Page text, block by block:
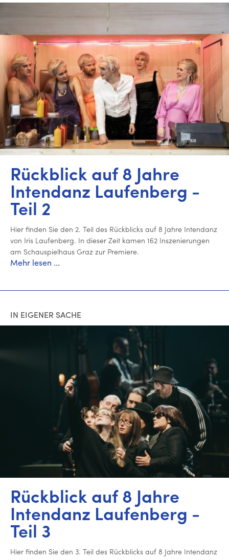
Rückblick auf 8 Jahre
Intendanz Lau­fen­berg -
Teil 2
Hier finden Sie den 2. Teil des Rück­blicks auf 8 Jahre Intendanz
von Iris Lau­fen­berg. In dieser Zeit kamen 162 In­sze­nie­run­gen
am Schau­spiel­haus Graz zur Premiere.
Mehr lesen ...
IN EIGENER SACHE
Rückblick auf 8 Jahre
Intendanz Lau­fen­berg -
Teil 3
Hier finden Sie den 3. Teil des Rück­blicks auf 8 Jahre Intendanz